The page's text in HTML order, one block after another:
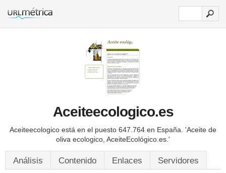
Aceiteecologico.es
Aceiteecologico está en el puesto 647.764 en España. 'Aceite de
oliva ecologico, AceiteEcológico.es.'
Análisis Contenido Enlaces Servidores